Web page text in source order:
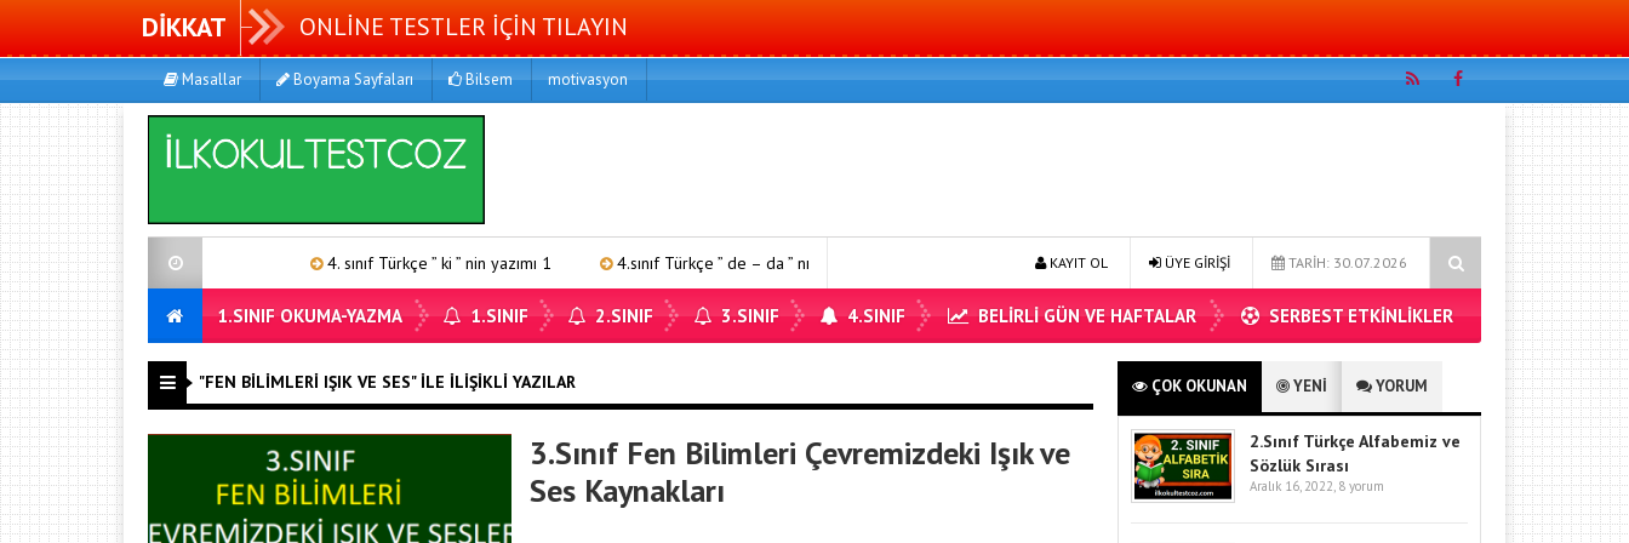
DİKKAT ONLİNE TESTLER İÇİN TILAYIN
Masallar Boyama Sayfaları Bilsem motivasyon
4. sınıf Türkçe ” ki ” nin yazımı 1 4.sınıf Türkçe ” de – da ” nın kullanımı 1 4.sınıf matematik bölme problemleri 2 4.sınıf matematik bölme işlemi problemler 1
TARİH: 30.07.2026
ÜYE GİRİŞİ
KAYIT OL
1.SINIF OKUMA-YAZMA 1.SINIF 2.SINIF 3.SINIF 4.SINIF BELİRLİ GÜN VE HAFTALAR SERBEST ETKİNLİKLER
"FEN BILIMLERI IŞIK VE SES" ILE İLIŞIKLI YAZILAR
3.Sınıf Fen Bilimleri Çevremizdeki Işık ve
Ses Kaynakları
ÇOK OKUNAN YENİ YORUM
2.Sınıf Türkçe Alfabemiz ve
Sözlük Sırası
Aralık 16, 2022, 8 yorum